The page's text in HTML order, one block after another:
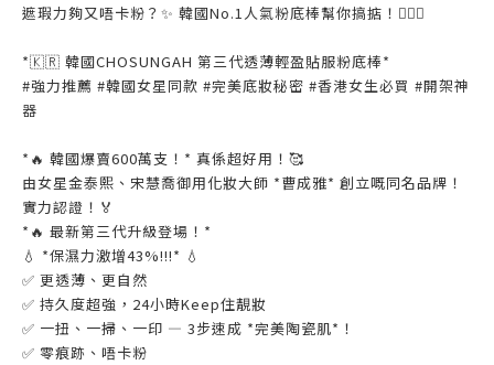
遮瑕力夠又唔卡粉？✨ 韓國No.1人氣粉底棒幫你搞掂！🙆🏻‍♀
*🇰🇷 韓國CHOSUNGAH 第三代透薄輕盈貼服粉底棒*
#強力推薦 #韓國女星同款 #完美底妝秘密 #香港女生必買 #開架神
器
*🔥 韓國爆賣600萬支！* 真係超好用！🥰
由女星金泰熙、宋慧喬御用化妝大師 *曹成雅* 創立嘅同名品牌！
實力認證！🏅
*🔥 最新第三代升級登場！*
💧 *保濕力激增43%!!!* 💧
✅ 更透薄、更自然
✅ 持久度超強，24小時Keep住靚妝
✅ 一扭、一掃、一印 — 3步速成 *完美陶瓷肌*！
✅ 零痕跡、唔卡粉